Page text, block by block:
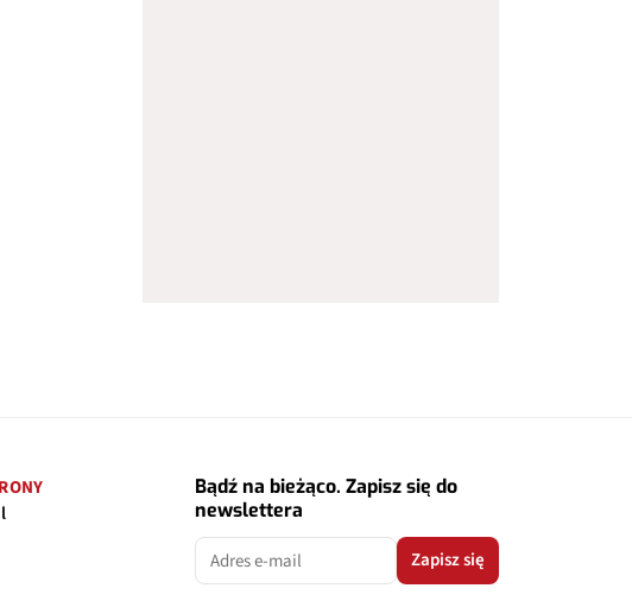
Bądź na bieżąco. Zapisz się do
newslettera
Zapisz się